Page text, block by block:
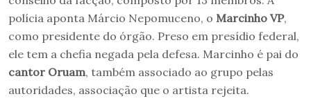
polícia aponta Márcio Nepomuceno, o Marcinho VP,
como presidente do órgão. Preso em presídio federal,
ele tem a chefia negada pela defesa. Marcinho é pai do
cantor Oruam, também associado ao grupo pelas
autoridades, associação que o artista rejeita.